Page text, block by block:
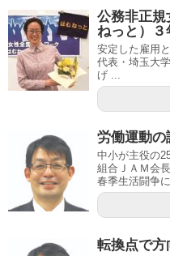
公務非正規
ねっと）３
安定した雇用
代表・埼玉大
げ ...
労働運動の
中小が主役の
組合ＪＡＭ会
春季生活闘争
転換点で方